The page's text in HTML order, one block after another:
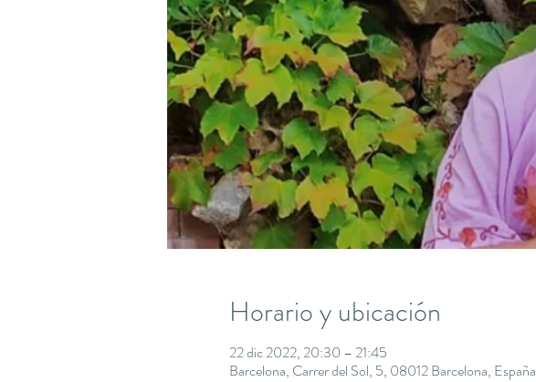
Horario y ubicación
22 dic 2022, 20:30 – 21:45
Barcelona, Carrer del Sol, 5, 08012 Barcelona, España